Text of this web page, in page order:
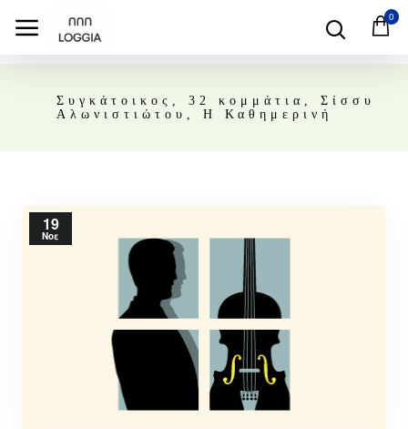
0
Συγκάτοικος, 32 κομμάτια, Σίσσυ
Αλωνιστιώτου, Η Καθημερινή
19
Νοε